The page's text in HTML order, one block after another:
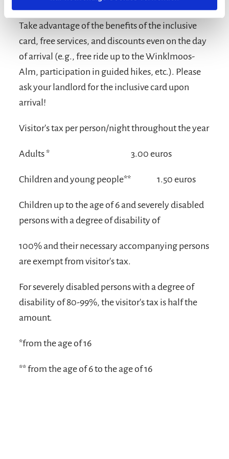
Take advantage of the benefits of the inclusive
card, free services, and discounts even on the day
of arrival (e.g., free ride up to the Winklmoos-
Alm, participation in guided hikes, etc.). Please
ask your landlord for the inclusive card upon
arrival!
Visitor's tax per person/night throughout the year
Adults * 3.00 euros
Children and young people** 1.50 euros
Children up to the age of 6 and severely disabled
persons with a degree of disability of
100% and their necessary accompanying persons
are exempt from visitor's tax.
For severely disabled persons with a degree of
disability of 80-99%, the visitor's tax is half the
amount.
*from the age of 16
** from the age of 6 to the age of 16